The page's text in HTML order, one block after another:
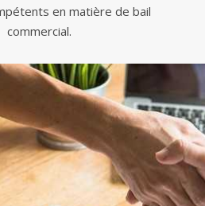
en matière de bail
commercial.